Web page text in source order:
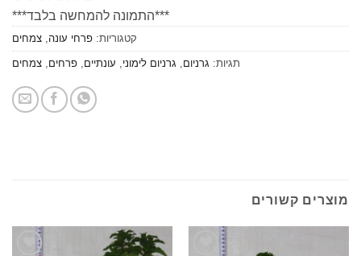
***התמונה להמחשה בלבד***
קטגוריות:פרחי עונה,צמחים
גרניום,גרניום לימוני,עונתיים, פרחים, צמחים
קשורים